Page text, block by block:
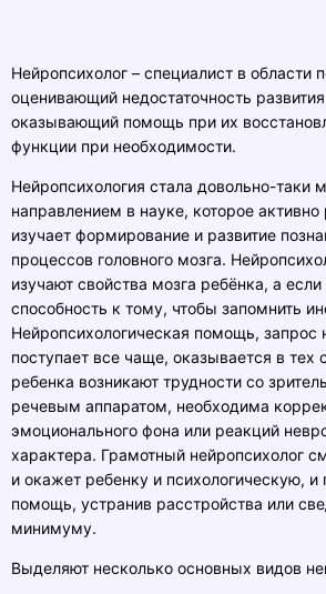
Нейропсихолог – специалист в области
оценивающий недостаточность
оказывающий помощь при их
функции при необходимости.
Нейропсихология стала довольно-таки
направлением в науке, которое активно
изучает формирование и развитие
процессов головного мозга.
изучают свойства мозга ребёнка, а
способность к тому, чтобы запомнить
Нейропсихологическая помощь, запрос
поступает все чаще, оказывается в тех
ребенка возникают трудности со
речевым аппаратом, необходима
эмоционального фона или реакций
характера. Грамотный нейропсихолог
и окажет ребенку и психологическую,
помощь, устранив расстройства или
минимуму.
Выделяют несколько основных видов